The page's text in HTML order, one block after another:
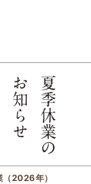
（2026年）